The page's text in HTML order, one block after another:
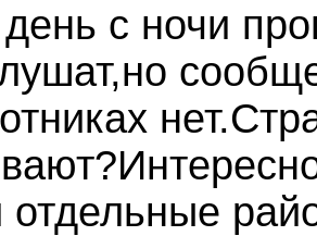
с ночи
отдельные